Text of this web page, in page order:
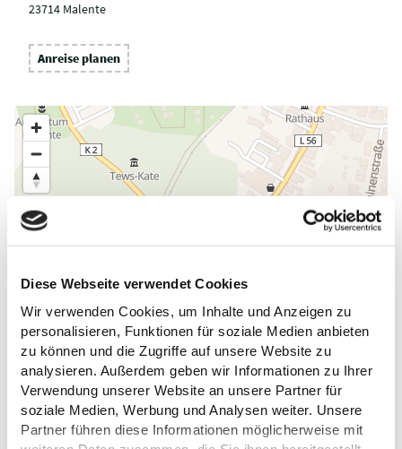
Diese Webseite verwendet Cookies
Wir verwenden Cookies, um Inhalte und Anzeigen zu
personalisieren, Funktionen für soziale Medien anbieten
zu können und die Zugriffe auf unsere Website zu
analysieren. Außerdem geben wir Informationen zu Ihrer
Verwendung unserer Website an unsere Partner für
soziale Medien, Werbung und Analysen weiter. Unsere
Partner führen diese Informationen möglicherweise mit
23714 Malente
Anreise planen